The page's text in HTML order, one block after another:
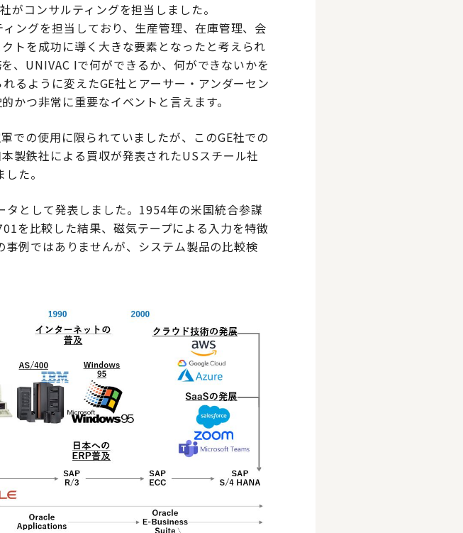
がコンサルティングを担当しました。
ングを担当しており、生産管理、在庫管理、会
トを成功に導く大きな要素となったと考えられ
、UNIVAC Ⅰで何ができるか、何ができないかを
るように変えたGE社とアーサー・アンダーセン
かつ非常に重要なイベントと言えます。
での使用に限られていましたが、このGE社での
製鉄社による買収が発表されたUSスチール社
た。
として発表しました。1954年の米国統合参謀
を比較した結果、磁気テープによる入力を特徴
例ではありませんが、システム製品の比較検